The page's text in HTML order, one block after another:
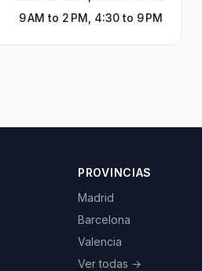
9 AM to 2 PM, 4:30 to 9 PM
PROVINCIAS
Madrid
Barcelona
Valencia
Ver todas →